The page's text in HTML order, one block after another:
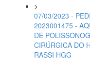
>
07/03/2023 -
2023001475 -
DE
CIRÚRGICA DO
RASSI HGG